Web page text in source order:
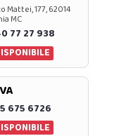
Mattei, 177, 62014
MC
77 27 938
675 6726